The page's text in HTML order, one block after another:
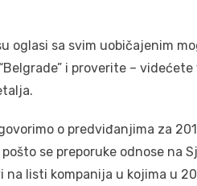
oglasi sa svim uobičajenim
i proverite –
o predviđanjima za
se preporuke odnose na
na listi kompanija u kojima u